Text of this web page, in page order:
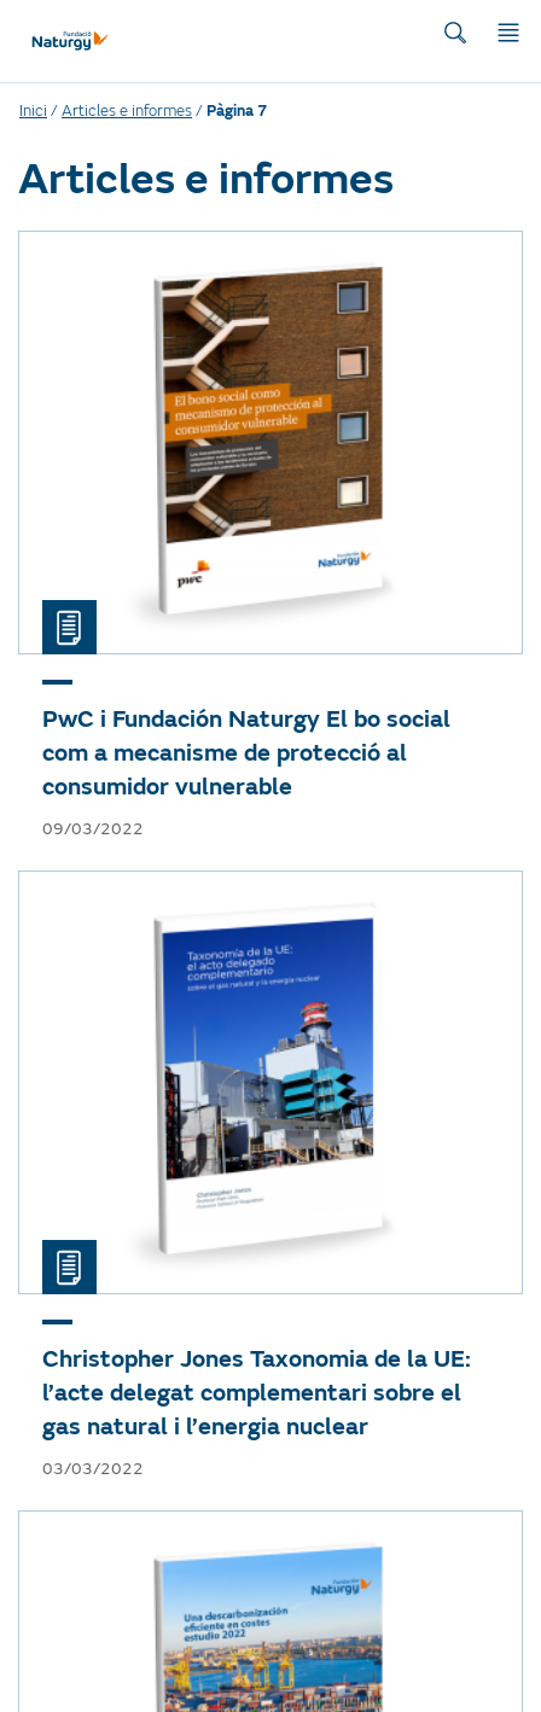
Inici /Articles e informes/Pàgina 7
Articles e informes
PwC i Fundación Naturgy El bo social
com a mecanisme de protecció al
consumidor vulnerable
09/03/2022
Christopher Jones Taxonomia de la UE:
l’acte delegat complementari sobre el
gas natural i l’energia nuclear
03/03/2022